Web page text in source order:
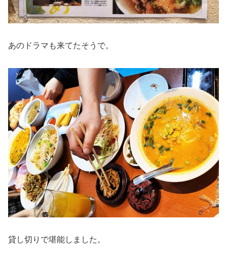
あのドラマも来てたそうで。
貸し切りで堪能しました。